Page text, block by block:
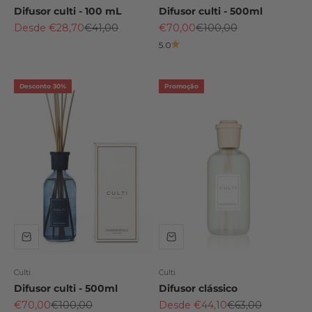
Difusor culti - 100 mL
Preço promocional
Desde €28,70Preço normal
€41,00
Difusor culti - 500ml
Preço promocional
€70,00Preço normal
€100,00
5.0
Desconto 30%
Culti
Difusor culti - 500ml
Preço promocional
€70,00Preço normal
€100,00
Promoção
Culti
Difusor clássico
Preço promocional
Desde €44,10Preço normal
€63,00